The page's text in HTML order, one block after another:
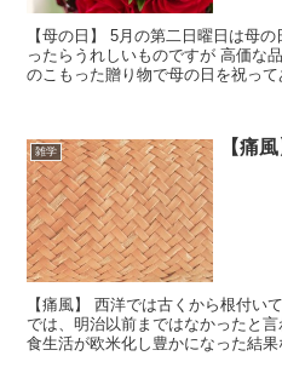
【母の日】 5月の第二日曜日は母の日になります。 プレゼントを貰
ったらうれしいものですが 高価な品物をプレゼントすることより 心
のこもった贈り物で母の日を祝って
雑学 【痛
【痛風】 西洋では古くから根付いていた病気になっていますが 日本
では、明治以前まではなかったと言われてい
食生活が欧米化し豊かになった結果